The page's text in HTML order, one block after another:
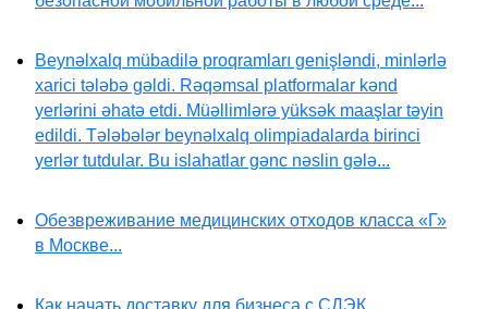
Beynəlxalq mübadilə proqramları genişləndi, minlərlə
xarici tələbə gəldi. Rəqəmsal platformalar kənd
yerlərini əhatə etdi. Müəllimlərə yüksək maaşlar təyin
edildi. Tələbələr beynəlxalq olimpiadalarda birinci
yerlər tutdular. Bu islahatlar gənc nəslin gələ...
Обезвреживание медицинских отходов класса «Г»
в Москве...
Как начать доставку для бизнеса с СДЭК,